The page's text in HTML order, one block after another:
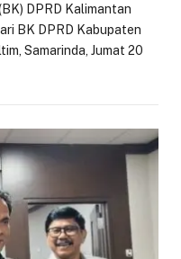
DPRD Kalimantan
BK DPRD Kabupaten
Samarinda, Jumat 20